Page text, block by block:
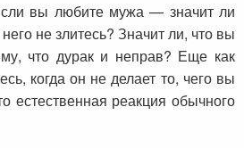
вы любите мужа — значит ли
не злитесь? Значит ли, что вы
что дурак и неправ? Еще как
когда он не делает то, чего вы
естественная реакция обычного